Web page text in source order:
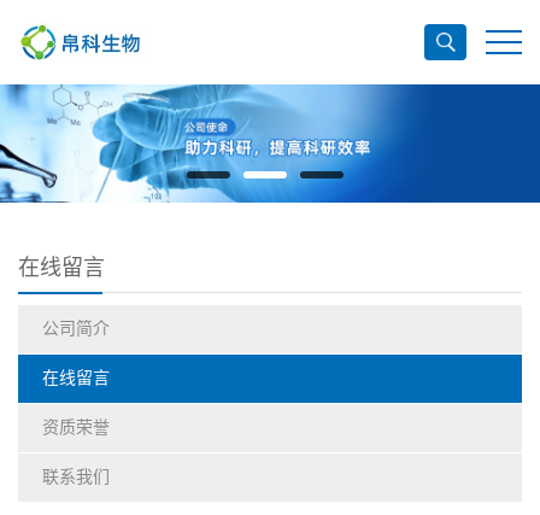
在线留言
公司简介
在线留言
资质荣誉
联系我们